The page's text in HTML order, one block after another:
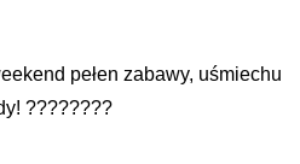
pełen zabawy, uśmiechu
????????